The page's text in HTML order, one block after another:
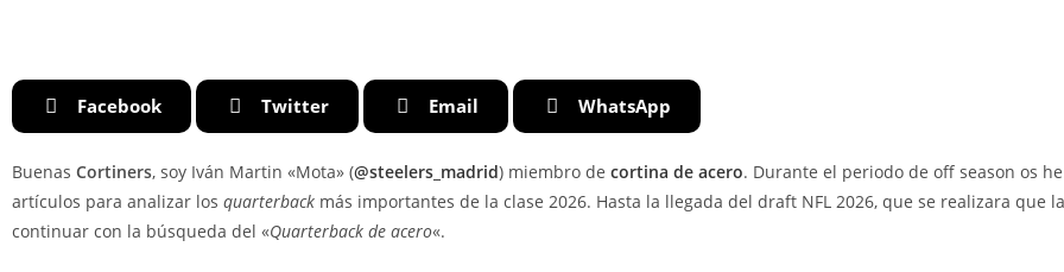
Facebook Twitter Email WhatsApp
Buenas Cortiners, soy Iván Martin «Mota» (@steelers_madrid) miembro de cortina de acero. Durante el periodo de off season os
artículos para analizar los quarterback más importantes de la clase 2026. Hasta la llegada del draft NFL 2026, que se realizara que
continuar con la búsqueda del «Quarterback de acero«.